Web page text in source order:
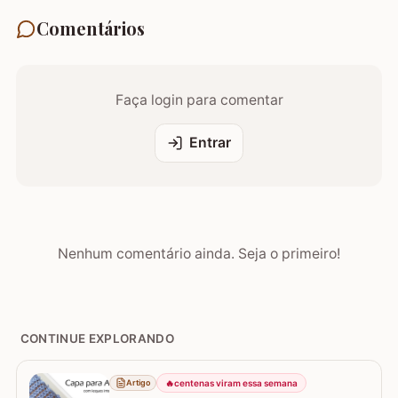
Comentários
Faça login para comentar
Entrar
Nenhum comentário ainda. Seja o primeiro!
CONTINUE EXPLORANDO
Artigo 🔥centenas viram essa semana